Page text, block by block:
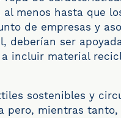
menos hasta que
de empresas y
deberían ser
incluir material
sostenibles y
pero, mientras